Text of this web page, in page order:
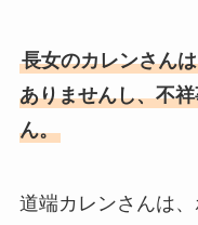
長女のカレンさん
ありませんし、不
ん。
道端カレンさんは